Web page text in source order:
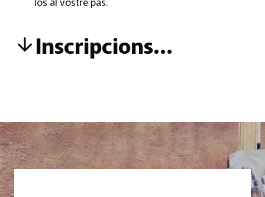
Inscripcions…